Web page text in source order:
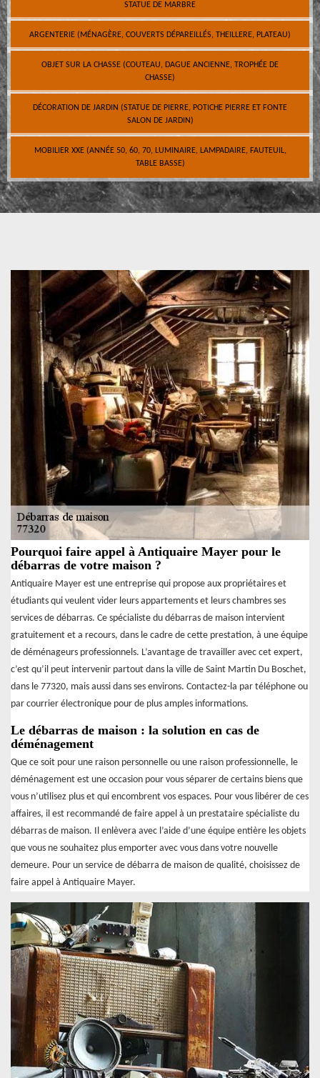
STATUE DE MARBRE
ARGENTERIE (MÉNAGÈRE, COUVERTS DÉPAREILLÉS, THEILLERE, PLATEAU)
OBJET SUR LA CHASSE (COUTEAU, DAGUE ANCIENNE, TROPHÉE DE
CHASSE)
DÉCORATION DE JARDIN (STATUE DE PIERRE, POTICHE PIERRE ET FONTE
SALON DE JARDIN)
MOBILIER XXE (ANNÉE 50, 60, 70, LUMINAIRE, LAMPADAIRE, FAUTEUIL,
TABLE BASSE)
Pourquoi faire appel à Antiquaire Mayer pour le
débarras de votre maison ?
Antiquaire Mayer est une entreprise qui propose aux propriétaires et
étudiants qui veulent vider leurs appartements et leurs chambres ses
services de débarras. Ce spécialiste du débarras de maison intervient
gratuitement et a recours, dans le cadre de cette prestation, à une équipe
de déménageurs professionnels. L’avantage de travailler avec cet expert,
c’est qu’il peut intervenir partout dans la ville de Saint Martin Du Boschet,
dans le 77320, mais aussi dans ses environs. Contactez-la par téléphone ou
par courrier électronique pour de plus amples informations.
Le débarras de maison : la solution en cas de
déménagement
Que ce soit pour une raison personnelle ou une raison professionnelle, le
déménagement est une occasion pour vous séparer de certains biens que
vous n’utilisez plus et qui encombrent vos espaces. Pour vous libérer de ces
affaires, il est recommandé de faire appel à un prestataire spécialiste du
débarras de maison. Il enlèvera avec l’aide d’une équipe entière les objets
que vous ne souhaitez plus emporter avec vous dans votre nouvelle
demeure. Pour un service de débarra de maison de qualité, choisissez de
faire appel à Antiquaire Mayer.